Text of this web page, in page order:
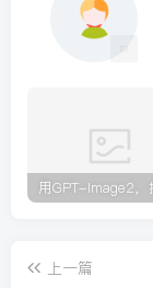
上一篇